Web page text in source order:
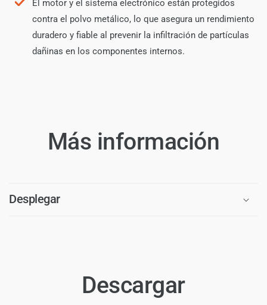
El motor y el sistema electrónico están protegidos
contra el polvo metálico, lo que asegura un rendimiento
duradero y fiable al prevenir la infiltración de partículas
dañinas en los componentes internos.
Más información
Desplegar
Descargar